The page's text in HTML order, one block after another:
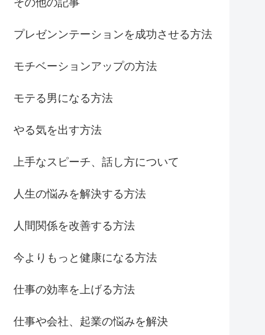
その他の記事
プレゼンンテーションを成功させる方法
モチベーションアップの方法
モテる男になる方法
やる気を出す方法
上手なスピーチ、話し方について
人生の悩みを解決する方法
人間関係を改善する方法
今よりもっと健康になる方法
仕事の効率を上げる方法
仕事や会社、起業の悩みを解決